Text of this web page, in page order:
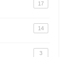
17
14
3